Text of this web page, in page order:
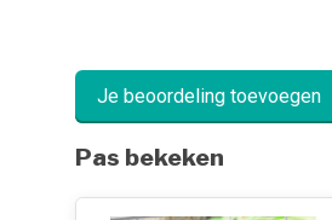
Je beoordeling toevoegen
Pas bekeken